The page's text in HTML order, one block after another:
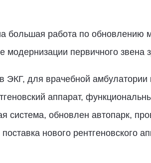
большая работа по обновлению
первичного звена
ЭКГ, для врачебной
аппарат,
система, обновлен автопарк,
нового рентгеновского